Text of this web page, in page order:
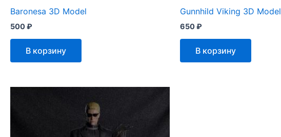
Baronesa 3D Model
500₽
В корзину
Gunnhild Viking 3D Model
650₽
В корзину